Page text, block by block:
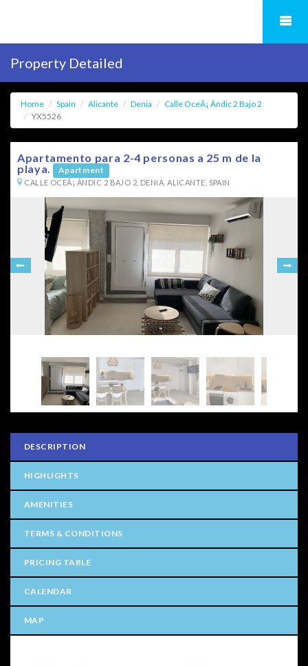
Property Detailed
Home Spain Alicante Denia
Calle OceÃ¡ Ãndic 2 Bajo 2
YX5526
Apartamento para 2-4 personas a 25 m de la
playa.
Apartment
CALLE OCEÃ¡ ÃNDIC 2 BAJO 2, DENIA, ALICANTE, SPAIN
DESCRIPTION
HIGHLIGHTS
AMENITIES
TERMS & CONDITIONS
PRICING TABLE
CALENDAR
MAP